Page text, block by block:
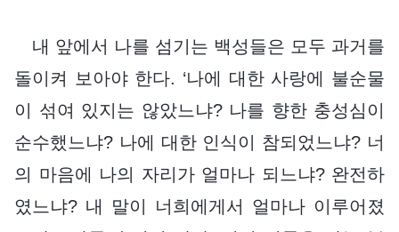
내 앞에서 나를 섬기는 백성들은 모두 과거를
돌이켜 보아야 한다. ‘나에 대한 사랑에 불순물
이 섞여 있지는 않았느냐? 나를 향한 충성심이
순수했느냐? 나에 대한 인식이 참되었느냐? 너
의 마음에 나의 자리가 얼마나 되느냐? 완전하
였느냐? 내 말이 너희에게서 얼마나 이루어졌